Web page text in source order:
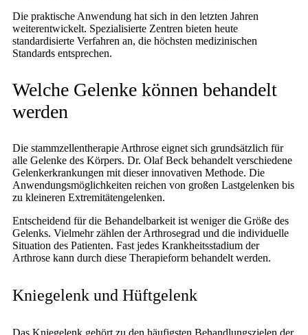
Die praktische Anwendung hat sich in den letzten Jahren
weiterentwickelt. Spezialisierte Zentren bieten heute
standardisierte Verfahren an, die höchsten medizinischen
Standards entsprechen.
Welche Gelenke können behandelt
werden
Die stammzellentherapie Arthrose eignet sich grundsätzlich für
alle Gelenke des Körpers. Dr. Olaf Beck behandelt verschiedene
Gelenkerkrankungen mit dieser innovativen Methode. Die
Anwendungsmöglichkeiten reichen von großen Lastgelenken bis
zu kleineren Extremitätengelenken.
Entscheidend für die Behandelbarkeit ist weniger die Größe des
Gelenks. Vielmehr zählen der Arthrosegrad und die individuelle
Situation des Patienten. Fast jedes Krankheitsstadium der
Arthrose kann durch diese Therapieform behandelt werden.
Kniegelenk und Hüftgelenk